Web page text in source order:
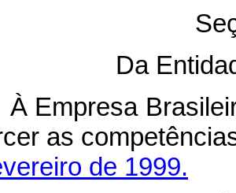
Da
Empresa
as
de 1999.